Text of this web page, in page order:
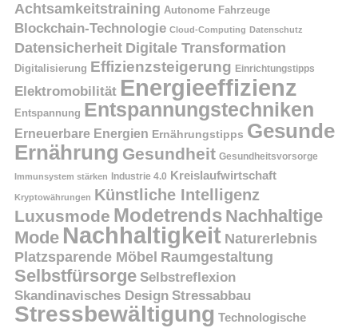
Achtsamkeitstraining Autonome Fahrzeuge
Blockchain-Technologie Cloud-Computing Datenschutz
Datensicherheit Digitale Transformation
Digitalisierung Effizienzsteigerung Einrichtungstipps
Elektromobilität Energieeffizienz
Entspannung Entspannungstechniken
Erneuerbare Energien Ernährungstipps Gesunde
Ernährung Gesundheit Gesundheitsvorsorge
Immunsystem stärken Industrie 4.0 Kreislaufwirtschaft
Kryptowährungen Künstliche Intelligenz
Luxusmode Modetrends Nachhaltige
Mode Nachhaltigkeit Naturerlebnis
Platzsparende Möbel Raumgestaltung
Selbstfürsorge Selbstreflexion
Skandinavisches Design Stressabbau
Stressbewältigung Technologische